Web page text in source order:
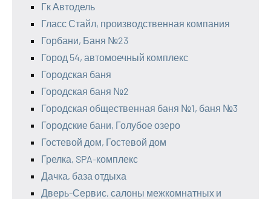
Гк Автодель
Гласс Стайл, производственная компания
Горбани, Баня №23
Город 54, автомоечный комплекс
Городская баня
Городская баня №2
Городская общественная баня №1, баня №3
Городские бани, Голубое озеро
Гостевой дом, Гостевой дом
Грелка, SPA-комплекс
Дачка, база отдыха
Дверь-Сервис, салоны межкомнатных и